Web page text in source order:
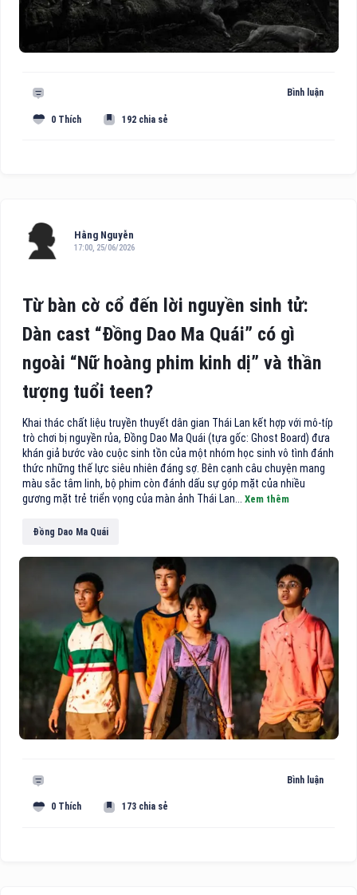
Bình luận
0 Thích 192 chia sẻ
Hằng Nguyễn
17:00, 25/06/2026
Từ bàn cờ cổ đến lời nguyền sinh tử:
Dàn cast “Đồng Dao Ma Quái” có gì
ngoài “Nữ hoàng phim kinh dị” và thần
tượng tuổi teen?
Khai thác chất liệu truyền thuyết dân gian Thái Lan kết hợp với mô-típ
trò chơi bị nguyền rủa, Đồng Dao Ma Quái (tựa gốc: Ghost Board) đưa
khán giả bước vào cuộc sinh tồn của một nhóm học sinh vô tình đánh
thức những thế lực siêu nhiên đáng sợ. Bên cạnh câu chuyện mang
màu sắc tâm linh, bộ phim còn đánh dấu sự góp mặt của nhiều
gương mặt trẻ triển vọng của màn ảnh Thái Lan... Xem thêm
Đồng Dao Ma Quái
Bình luận
0 Thích 173 chia sẻ